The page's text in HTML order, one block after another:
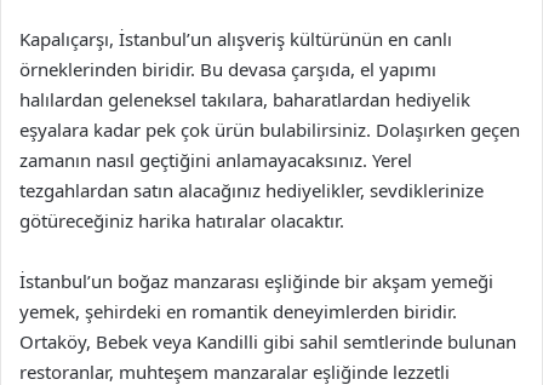
Kapalıçarşı, İstanbul’un alışveriş kültürünün en canlı
örneklerinden biridir. Bu devasa çarşıda, el yapımı
halılardan geleneksel takılara, baharatlardan hediyelik
eşyalara kadar pek çok ürün bulabilirsiniz. Dolaşırken geçen
zamanın nasıl geçtiğini anlamayacaksınız. Yerel
tezgahlardan satın alacağınız hediyelikler, sevdiklerinize
götüreceğiniz harika hatıralar olacaktır.
İstanbul’un boğaz manzarası eşliğinde bir akşam yemeği
yemek, şehirdeki en romantik deneyimlerden biridir.
Ortaköy, Bebek veya Kandilli gibi sahil semtlerinde bulunan
restoranlar, muhteşem manzaralar eşliğinde lezzetli